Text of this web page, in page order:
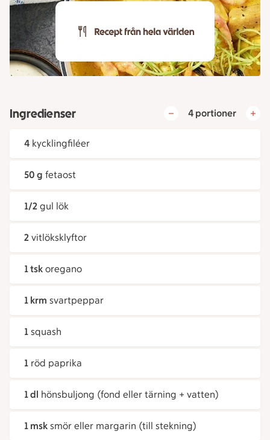
Ingredienser 4 portioner
4 kycklingfiléer
50 g fetaost
1/2 gul lök
2 vitlöksklyftor
1 tsk oregano
1 krm svartpeppar
1 squash
1 röd paprika
1 dl hönsbuljong (fond eller tärning + vatten)
1 msk smör eller margarin (till stekning)